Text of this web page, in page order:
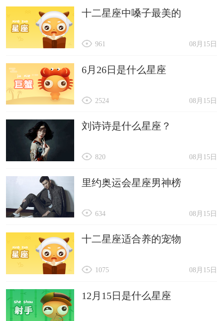
十二星座中嗓子最美的
08月15日
961
6月26日是什么星座
08月15日
2524
刘诗诗是什么星座？
08月15日
820
里约奥运会星座男神榜
08月15日
634
十二星座适合养的宠物
08月15日
1075
12月15日是什么星座